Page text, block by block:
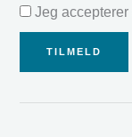
Jeg
TILMELD